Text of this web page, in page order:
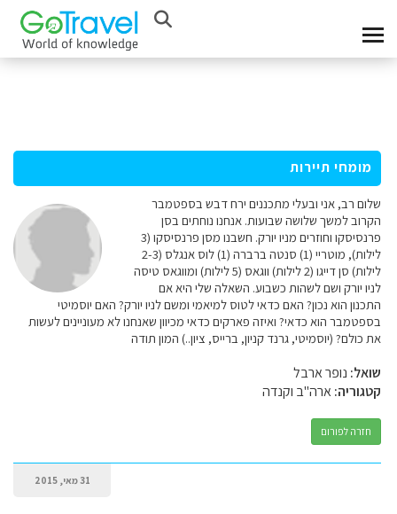
מומחי תיירות
שלום רב, אני ובעלי מתכננים ירח דבש בספטמבר
הקרוב למשך שלושה שבועות. אנחנו נוחתים בסן
פרנסיסקו וחוזרים מניו יורק. חשבנו מסן פרנסיסקו (3
לילות), מוטריי (1) סנטה ברברה (1) לוס אנגלס (2-3
לילות) סן דייגו (2 לילות) ווגאס (5 לילות) ומווגאס טיסה
לניו יורק ושם לשהות כשבוע. השאלה שלי היא אם
התכנון הוא נכון? האם כדאי לטוס למיאמי ומשם לניו יורק? האם יוסמיטי
בספטמבר הוא כדאי? ואיזה פארקים כדאי מכיוון שאנחנו לא מעוניינים לעשות
את כולם? (יוסמיטי, גרנד קניון, ברייס, ציון..) המון תודה
שואל: נופר ארבל
קטגוריה:ארה"ב וקנדה
חזרה לפורום
31 מאי, 2015